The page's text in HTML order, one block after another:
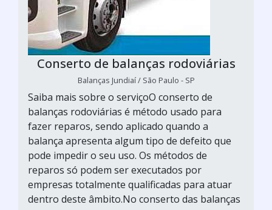
Conserto de balanças rodoviárias
Balanças Jundiaí / São Paulo - SP
Saiba mais sobre o serviçoO conserto de
balanças rodoviárias é método usado para
fazer reparos, sendo aplicado quando a
balança apresenta algum tipo de defeito que
pode impedir o seu uso. Os métodos de
reparos só podem ser executados por
empresas totalmente qualificadas para atuar
dentro deste âmbito.No conserto das balanças